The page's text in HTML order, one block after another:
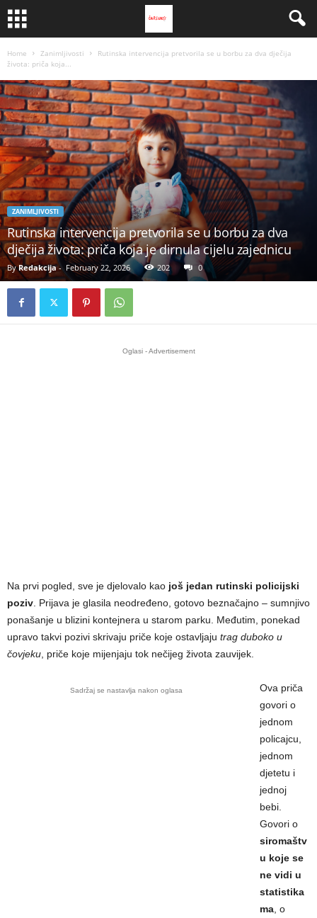
Home Zanimljivosti
Rutinska intervencija pretvorila se u borbu za dva dječija
života: priča koja...
ZANIMLJIVOSTI
Rutinska intervencija pretvorila se u borbu za dva
dječija života: priča koja je dirnula cijelu zajednicu
By Redakcija- February 22, 2026 202 0
Oglasi - Advertisement
Na prvi pogled, sve je djelovalo kao još jedan rutinski policijski
poziv. Prijava je glasila neodređeno, gotovo beznačajno – sumnjivo
ponašanje u blizini kontejnera u starom parku. Međutim, ponekad
upravo takvi pozivi skrivaju priče koje ostavljaju trag duboko u
čovjeku, priče koje mijenjaju tok nečijeg života zauvijek.
Sadržaj se nastavlja nakon oglasa
Ova priča
govori o
jednom
policajcu,
jednom
djetetu i
jednoj
bebi.
Govori o
siromaštv
u koje se
ne vidi u
statistika
ma, o